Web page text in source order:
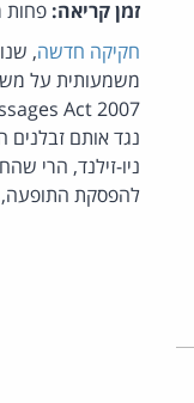
זמן קריאה: פחות
חקיקה חדשה,
נגד אותם זבלנים
ניו-זילנד, הרי
להפסקת התופעה,